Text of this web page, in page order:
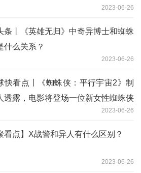
2023-06-26
条丨《英雄无归》中奇异博士和蜘蛛
什么关系？
2023-06-26
快看点丨《蜘蛛侠：平行宇宙2》制
透露，电影将登场一位新女性蜘蛛侠
2023-06-26
看点】X战警和异人有什么区别？
2023-06-26